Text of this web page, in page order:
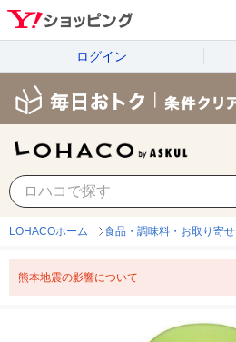
ログイン
LOHACOホーム 食品・調味料・お取り寄せ
熊本地震の影響について